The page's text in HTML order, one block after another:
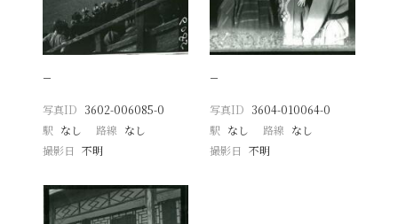
−
写真ID 3602-006085-0
駅 なし 路線 なし
撮影日
不明
−
写真ID 3604-010064-0
駅 なし 路線 なし
撮影日 不明